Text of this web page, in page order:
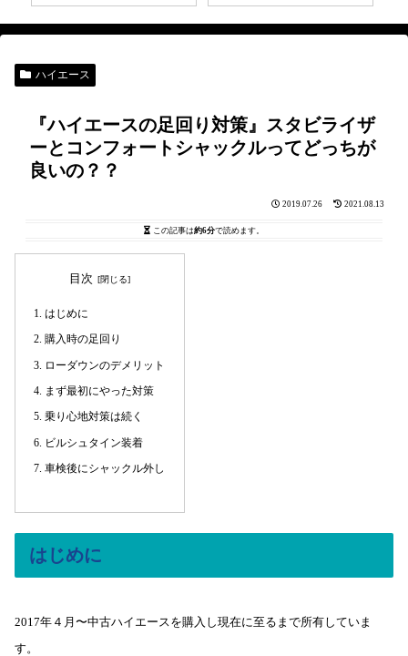
ハイエース
『ハイエースの足回り対策』スタビライザ
ーとコンフォートシャックルってどっちが
良いの？？
2019.07.26 2021.08.13
この記事は約6分で読めます。
目次
はじめに
購入時の足回り
ローダウンのデメリット
まず最初にやった対策
乗り心地対策は続く
ビルシュタイン装着
車検後にシャックル外し
はじめに
2017年４月〜中古ハイエースを購入し現在に至るまで所有していま
す。